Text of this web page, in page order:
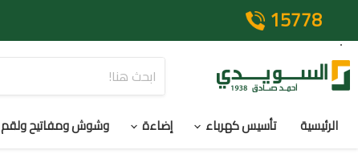
15778
الرئيسية تأسيس كهرباء إضاءة وشوش ومفاتيح ولقم